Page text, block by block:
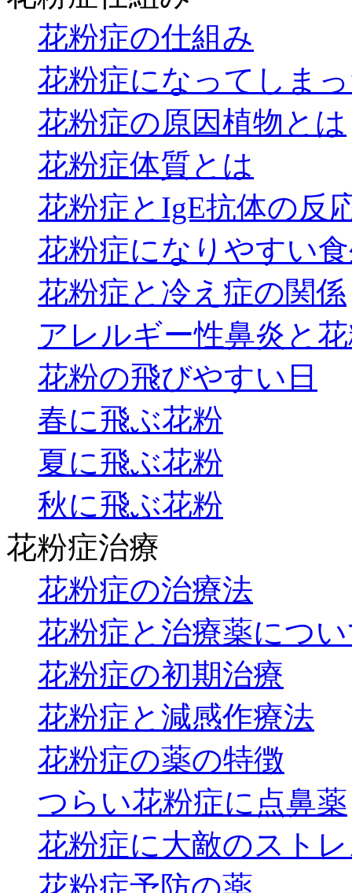
花粉症の仕組み
花粉症になってしま
花粉症の原因植物とは
花粉症体質とは
花粉症とIgE抗体の反
花粉症になりやすい
花粉症と冷え症の関係
アレルギー性鼻炎と
花粉の飛びやすい日
春に飛ぶ花粉
夏に飛ぶ花粉
秋に飛ぶ花粉
花粉症治療
花粉症の治療法
花粉症と治療薬につ
花粉症の初期治療
花粉症と減感作療法
花粉症の薬の特徴
つらい花粉症に点鼻薬
花粉症に大敵のスト